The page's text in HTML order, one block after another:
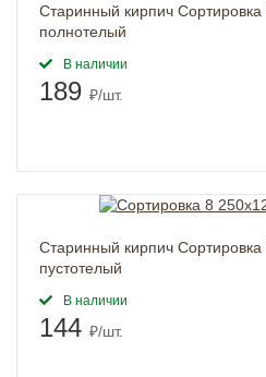
Старинный кирпич
полнотелый
В наличии
189 ₽/шт.
Старинный кирпич
пустотелый
В наличии
144 ₽/шт.